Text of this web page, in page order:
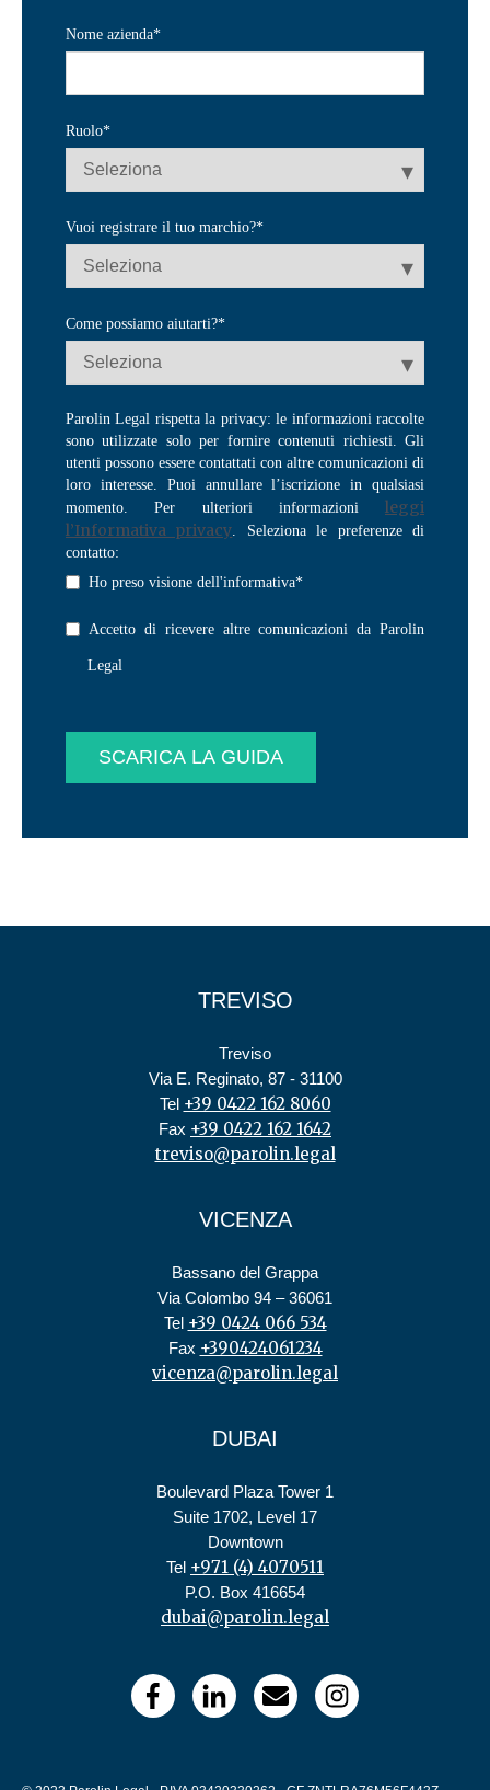
Nome azienda*
Ruolo*
Vuoi registrare il tuo marchio?*
Come possiamo aiutarti?*
Parolin Legal rispetta la privacy: le informazioni raccolte
sono utilizzate solo per fornire contenuti richiesti. Gli
utenti possono essere contattati con altre comunicazioni di
loro interesse. Puoi annullare l’iscrizione in qualsiasi
momento. Per ulteriori informazioni leggi
l’Informativa privacy . Seleziona le preferenze di
contatto:
Ho preso visione dell'informativa*
Accetto di ricevere altre comunicazioni da Parolin
Legal
TREVISO
Treviso
Via E. Reginato, 87 - 31100
Tel +39 0422 162 8060
Fax +39 0422 162 1642
treviso@parolin.legal
VICENZA
Bassano del Grappa
Via Colombo 94 – 36061
Tel +39 0424 066 534
Fax +390424061234
vicenza@parolin.legal
DUBAI
Boulevard Plaza Tower 1
Suite 1702, Level 17
Downtown
Tel +971 (4) 4070511
P.O. Box 416654
dubai@parolin.legal